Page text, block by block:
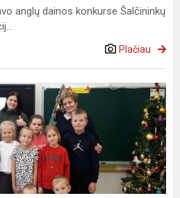
anglų dainos konkurse Šalčininkų
Plačiau